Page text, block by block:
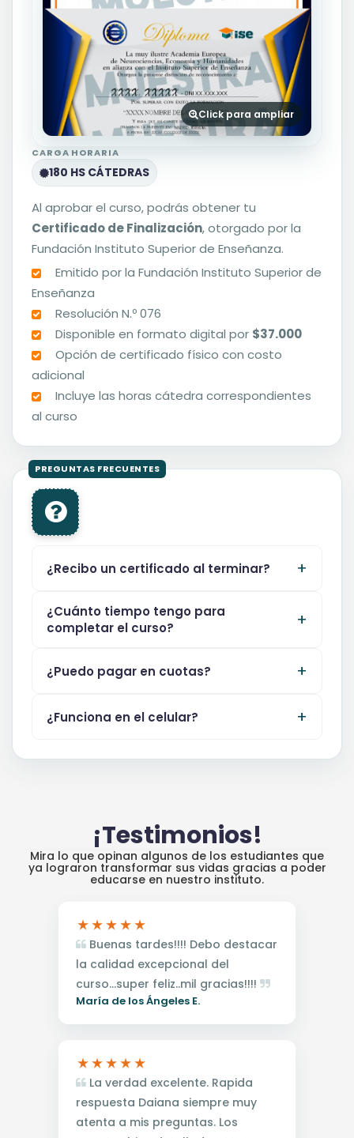
Click para ampliar
CARGA HORARIA
180 HS CÁTEDRAS
Al aprobar el curso, podrás obtener tu
Certificado de Finalización, otorgado por la
Fundación Instituto Superior de Enseñanza.
Emitido por la Fundación Instituto Superior de
Enseñanza
Resolución N.º 076
Disponible en formato digital por $37.000
Opción de certificado físico con costo
adicional
Incluye las horas cátedra correspondientes
al curso
¿Recibo un certificado al terminar?
¿Cuánto tiempo tengo para
completar el curso?
¿Puedo pagar en cuotas?
¿Funciona en el celular?
¡Testimonios!
Mira lo que opinan algunos de los estudiantes que
ya lograron transformar sus vidas gracias a poder
educarse en nuestro instituto.
Buenas tardes!!!! Debo destacar
la calidad excepcional del
curso...super feliz..mil gracias!!!!
María de los Ángeles E.
La verdad excelente. Rapida
respuesta Daiana siempre muy
atenta a mis preguntas. Los